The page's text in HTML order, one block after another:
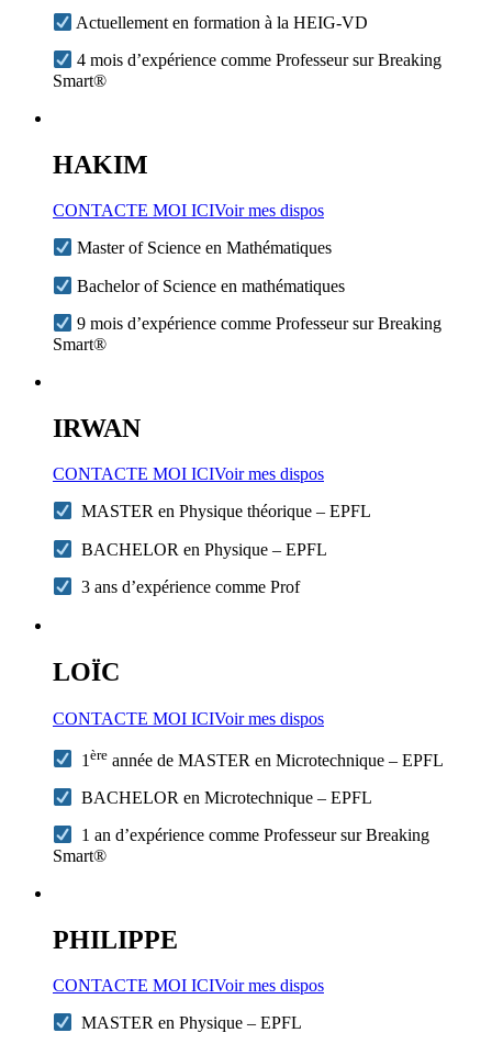
Actuellement en formation à la HEIG-VD
4 mois d’expérience comme Professeur sur Breaking
Smart®
HAKIM
CONTACTE MOI ICIVoir mes dispos
Master of Science en Mathématiques
Bachelor of Science en mathématiques
9 mois d’expérience comme Professeur sur Breaking
Smart®
IRWAN
CONTACTE MOI ICIVoir mes dispos
MASTER en Physique théorique – EPFL
BACHELOR en Physique – EPFL
3 ans d’expérience comme Prof
LOÏC
CONTACTE MOI ICIVoir mes dispos
1ère année de MASTER en Microtechnique – EPFL
BACHELOR en Microtechnique – EPFL
1 an d’expérience comme Professeur sur Breaking
Smart®
PHILIPPE
CONTACTE MOI ICIVoir mes dispos
MASTER en Physique – EPFL